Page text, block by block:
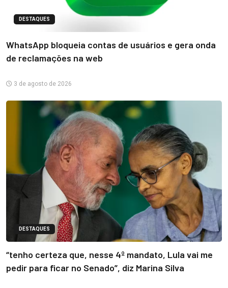
DESTAQUES
WhatsApp bloqueia contas de usuários e gera onda
de reclamações na web
3 de agosto de 2026
DESTAQUES
“tenho certeza que, nesse 4º mandato, Lula vai me
pedir para ficar no Senado”, diz Marina Silva